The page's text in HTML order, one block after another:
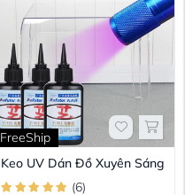
FreeShip
Keo UV Dán Đồ Xuyên Sáng
(6)